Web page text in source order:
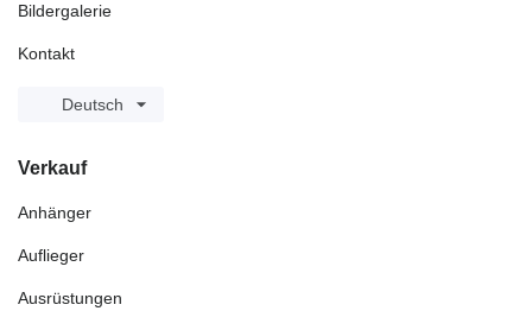
Bildergalerie
Kontakt
Deutsch
Verkauf
Anhänger
Auflieger
Ausrüstungen